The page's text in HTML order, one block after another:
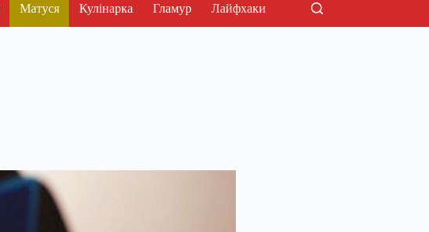
Матуся Кулінарка Гламур Лайфхаки